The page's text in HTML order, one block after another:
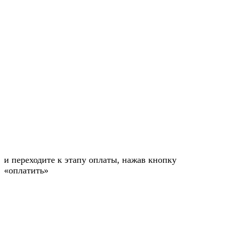
и переходите к этапу оплаты, нажав кнопку
«оплатить»